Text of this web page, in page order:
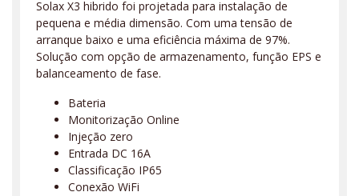
Solax X3 hibrido foi projetada para instalação de
pequena e média dimensão. Com uma tensão de
arranque baixo e uma eficiência máxima de 97%.
Solução com opção de armazenamento, função EPS e
balanceamento de fase.
Bateria
Monitorização Online
Injeção zero
Entrada DC 16A
Classificação IP65
Conexão WiFi